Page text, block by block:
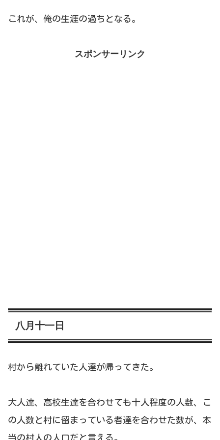
これが、俺の生涯の過ちとなる。
スポンサーリンク
八月十一日
村から離れていた人達が帰ってきた。
大人達、高校生達を合わせても十人程度の人数、こ
の人数と村に留まっている者達を合わせた数が、本
当の村人の人口だと言える。